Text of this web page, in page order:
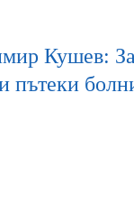
Кушев:
пътеки